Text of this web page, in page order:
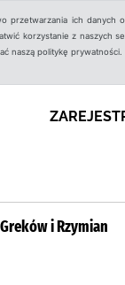
ich
korzystanie z naszych
naszą politykę prywatności.
i Rzymian